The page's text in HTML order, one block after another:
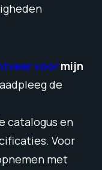
voor mijn
de
catalogus en
Voor
met